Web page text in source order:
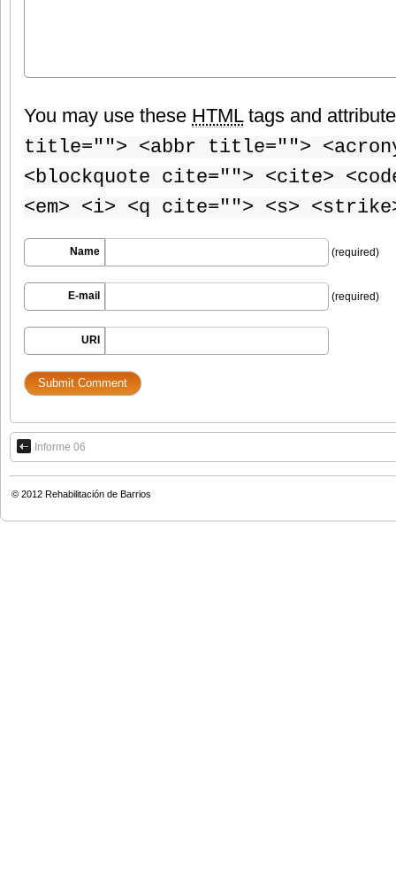
You may use these HTMLtags and
title=""> <abbr title="">
<blockquote cite=""> <cite>
<em> <i> <q cite=""> <s>
Name (required)
E-mail (required)
URI
Informe 06
© 2012 Rehabilitación de Barrios